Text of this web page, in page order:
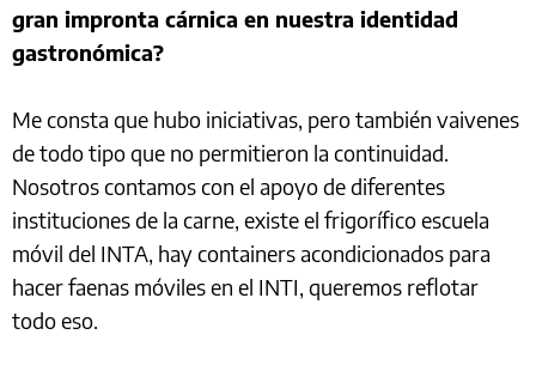
gran impronta cárnica en nuestra identidad
gastronómica?
Me consta que hubo iniciativas, pero también vaivenes
de todo tipo que no permitieron la continuidad.
Nosotros contamos con el apoyo de diferentes
instituciones de la carne, existe el frigorífico escuela
móvil del INTA, hay containers acondicionados para
hacer faenas móviles en el INTI, queremos reflotar
todo eso.